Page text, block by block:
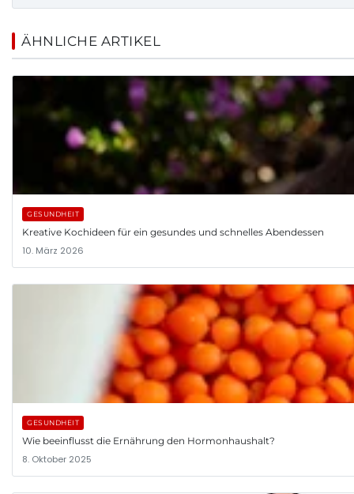
ÄHNLICHE ARTIKEL
GESUNDHEIT
Kreative Kochideen für ein gesundes und schnelles Abendessen
10. März 2026
GESUNDHEIT
Wie beeinflusst die Ernährung den Hormonhaushalt?
8. Oktober 2025